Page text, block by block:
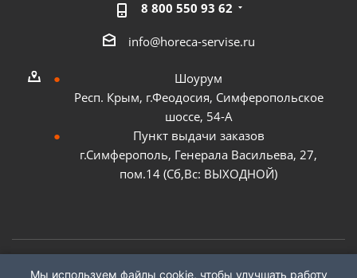
8 800 550 93 62
info@horeca-servise.ru
Шоурум
Респ. Крым, г.Феодосия, Симферопольское
шоссе, 54-А
Пункт выдачи заказов
г.Симферополь, Генерала Васильева, 27,
пом.14 (Сб,Вс: ВЫХОДНОЙ)
Мы используем файлы cookie, чтобы улучшать работу